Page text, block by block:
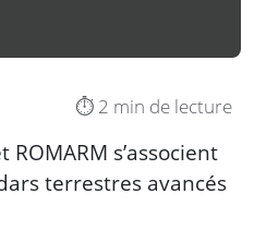
⏱️ 2 min de lecture
s’associent
terrestres avancés